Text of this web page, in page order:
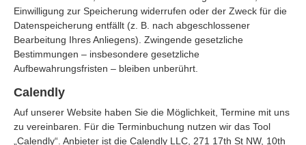
Einwilligung zur Speicherung widerrufen oder der Zweck für die
Datenspeicherung entfällt (z. B. nach abgeschlossener
Bearbeitung Ihres Anliegens). Zwingende gesetzliche
Bestimmungen – insbesondere gesetzliche
Aufbewahrungsfristen – bleiben unberührt.
Calendly
Auf unserer Website haben Sie die Möglichkeit, Termine mit uns
zu vereinbaren. Für die Terminbuchung nutzen wir das Tool
„Calendly“. Anbieter ist die Calendly LLC, 271 17th St NW, 10th